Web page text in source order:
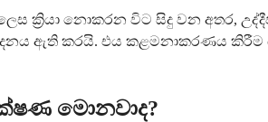
ක්‍රියා නොකරන විට සිදු වන අතර,
ඇති කරයි. එය කළමනාකරණය
මොනවාද?